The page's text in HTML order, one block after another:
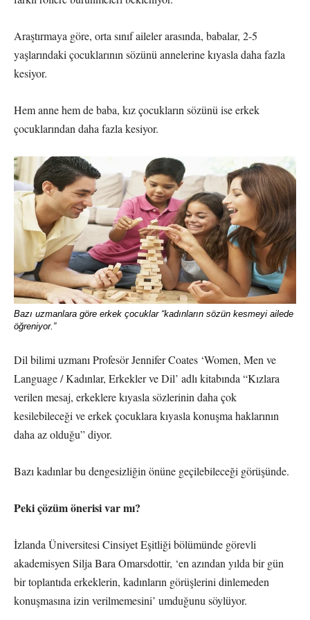
Araştırmaya göre, orta sınıf aileler arasında, babalar, 2-5
yaşlarındaki çocuklarının sözünü annelerine kıyasla daha fazla
kesiyor.
Hem anne hem de baba, kız çocukların sözünü ise erkek
çocuklarından daha fazla kesiyor.
Bazı uzmanlara göre erkek çocuklar “kadınların sözün kesmeyi ailede
öğreniyor.”
Dil bilimi uzmanı Profesör Jennifer Coates ‘Women, Men ve
Language / Kadınlar, Erkekler ve Dil’ adlı kitabında “Kızlara
verilen mesaj, erkeklere kıyasla sözlerinin daha çok
kesilebileceği ve erkek çocuklara kıyasla konuşma haklarının
daha az olduğu” diyor.
Bazı kadınlar bu dengesizliğin önüne geçilebileceği görüşünde.
Peki çözüm önerisi var mı?
İzlanda Üniversitesi Cinsiyet Eşitliği bölümünde görevli
akademisyen Silja Bara Omarsdottir, ‘en azından yılda bir gün
bir toplantıda erkeklerin, kadınların görüşlerini dinlemeden
konuşmasına izin verilmemesini’ umduğunu söylüyor.